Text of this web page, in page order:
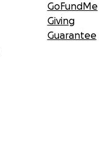
GoFundMe
Giving
Guarantee